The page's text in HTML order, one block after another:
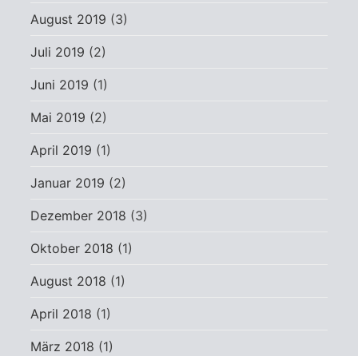
August 2019 (3)
Juli 2019 (2)
Juni 2019 (1)
Mai 2019 (2)
April 2019 (1)
Januar 2019 (2)
Dezember 2018 (3)
Oktober 2018 (1)
August 2018 (1)
April 2018 (1)
März 2018 (1)